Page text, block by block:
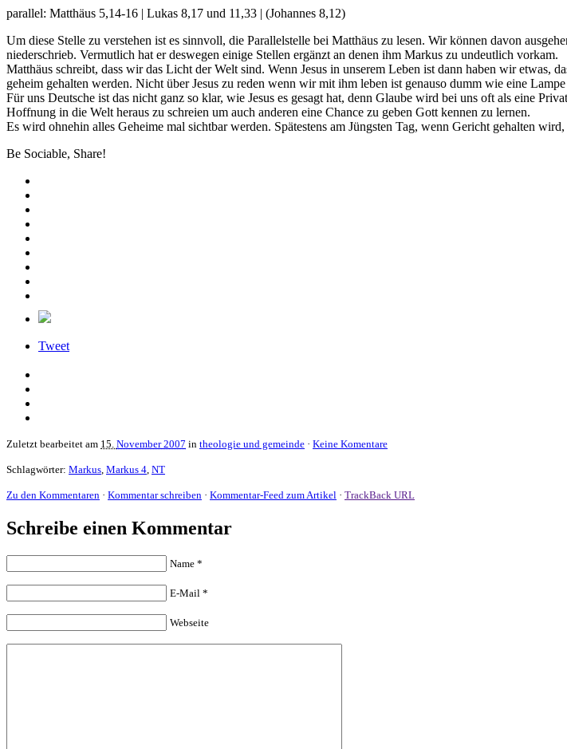
parallel: Matthäus 5,14-16 | Lukas 8,17 und 11,33 | (Johannes 8,12)
Um diese Stelle zu verstehen ist es sinnvoll, die Parallelstelle bei Matthäus zu lesen. Wir können davon
niederschrieb. Vermutlich hat er deswegen einige Stellen ergänzt an denen ihm Markus zu undeutlich vorkam.
Matthäus schreibt, dass wir das Licht der Welt sind. Wenn Jesus in unserem Leben ist dann haben wir
geheim gehalten werden. Nicht über Jesus zu reden wenn wir mit ihm leben ist genauso dumm wie eine
Für uns Deutsche ist das nicht ganz so klar, wie Jesus es gesagt hat, denn Glaube wird bei uns oft als eine
Hoffnung in die Welt heraus zu schreien um auch anderen eine Chance zu geben Gott kennen zu lernen.
Es wird ohnehin alles Geheime mal sichtbar werden. Spätestens am Jüngsten Tag, wenn Gericht gehalten
Be Sociable, Share!
Tweet
Zuletzt bearbeitet am 15. November 2007 in theologie und gemeinde · Keine Komentare
Schlagwörter: Markus Markus 4 NT
Zu den Kommentaren · Kommentar schreiben · Kommentar-Feed zum Artikel · TrackBack URL
Schreibe einen Kommentar
Name *
E-Mail *
Webseite